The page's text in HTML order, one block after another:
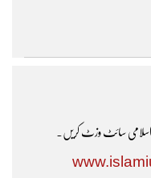
اسلامی سائٹ وزٹ کریں۔